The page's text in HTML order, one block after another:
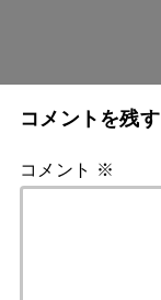
コメントを残す
コメント ※